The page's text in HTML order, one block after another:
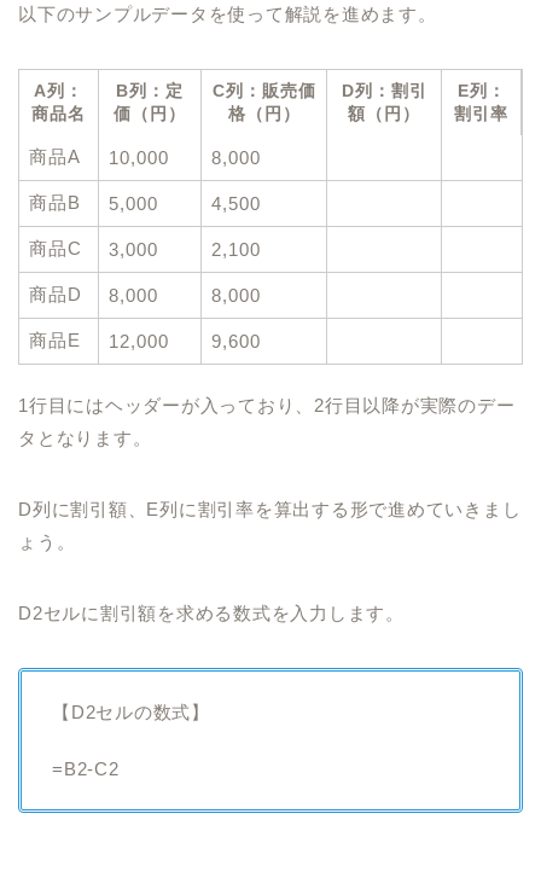
以下のサンプルデータを使って解説を進めます。
A列：
商品名
B列：定
価（円）
C列：販売価
格（円）
D列：割引
額（円）
E列：
割引率
商品A 10,000 8,000
商品B 5,000 4,500
商品C 3,000 2,100
商品D 8,000 8,000
商品E 12,000 9,600
1行目にはヘッダーが入っており、2行目以降が実際のデー
タとなります。
D列に割引額、E列に割引率を算出する形で進めていきまし
ょう。
D2セルに割引額を求める数式を入力します。
【D2セルの数式】
=B2-C2